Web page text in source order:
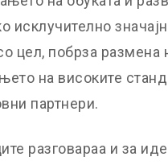
исклучително
цел, побрза размена
на високите
партнери.
разговараа и за